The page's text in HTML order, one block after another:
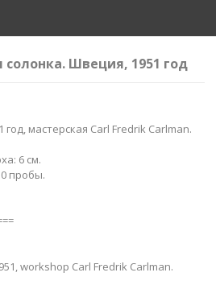
солонка. Швеция, 1951 год
мастерская Carl Fredrik Carlman.
6 см.
пробы.
workshop Carl Fredrik Carlman.